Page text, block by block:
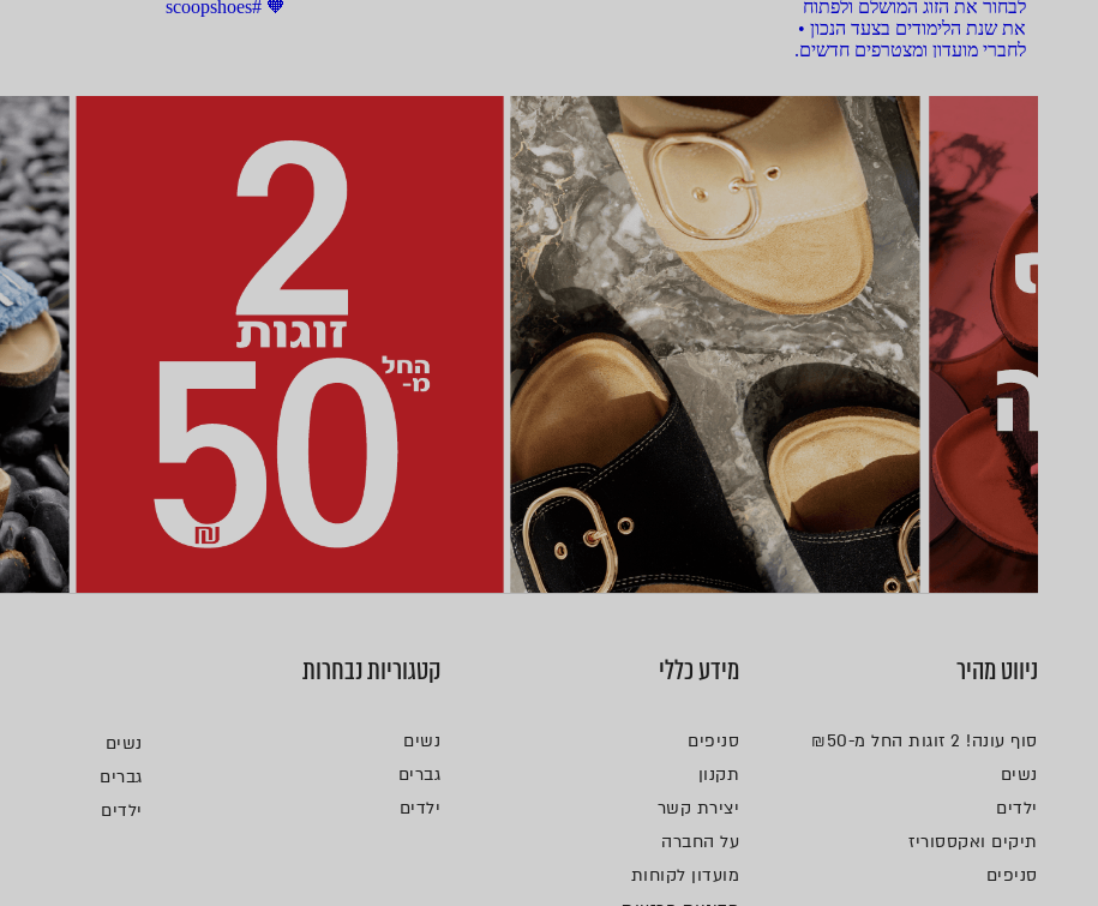
ניווט מהיר
סוף עונה! 2 זוגות החל מ-₪50
נשים
ילדים
תיקים ואקססוריז
סניפים
מידע כללי
סניפים
תקנון
יצירת קשר
על החברה
מועדון לקוחות
קטגוריות נבחרות
נשים
גברים
ילדים
נשים
גברים
ילדים